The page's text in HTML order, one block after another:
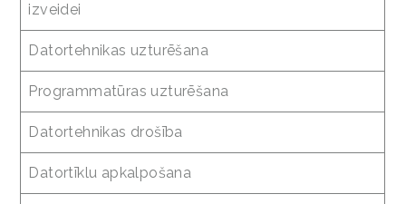
izveidei
Datortehnikas uzturēšana
Programmatūras uzturēšana
Datortehnikas drošība
Datortīklu apkalpošana